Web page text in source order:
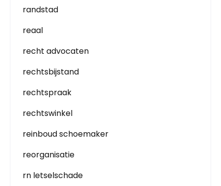
randstad
reaal
recht advocaten
rechtsbijstand
rechtspraak
rechtswinkel
reinboud schoemaker
reorganisatie
rn letselschade